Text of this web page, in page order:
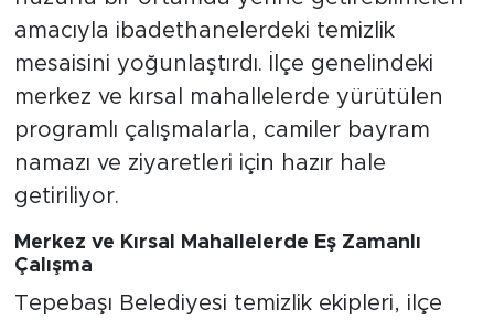
amacıyla ibadethanelerdeki temizlik
mesaisini yoğunlaştırdı. İlçe genelindeki
merkez ve kırsal mahallelerde yürütülen
programlı çalışmalarla, camiler bayram
namazı ve ziyaretleri için hazır hale
getiriliyor.
Merkez ve Kırsal Mahallelerde Eş Zamanlı
Çalışma
Tepebaşı Belediyesi temizlik ekipleri, ilçe